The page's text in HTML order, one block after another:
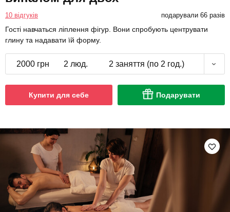
10 відгуків подарували 66 разів
Гості навчаться ліплення фігур. Вони спробують центрувати
глину та надавати їй форму.
2000 грн 2 люд. 2 заняття (по 2 год.)
Купити для себе Подарувати